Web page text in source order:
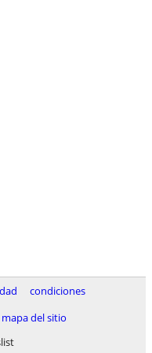
condiciones
mapa del sitio